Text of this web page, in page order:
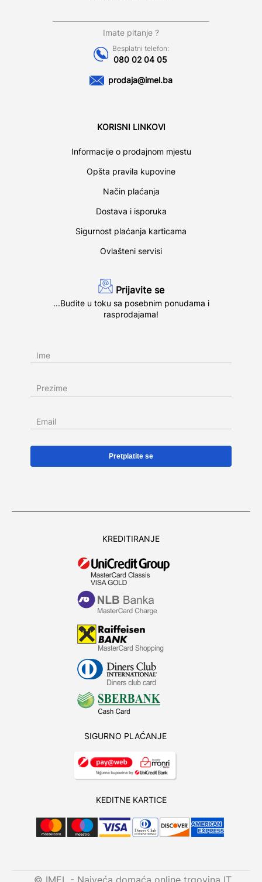
Imate pitanje ?
Besplatni telefon:
080 02 04 05
prodaja@imel.ba
KORISNI LINKOVI
Informacije o prodajnom mjestu
Opšta pravila kupovine
Način plaćanja
Dostava i isporuka
Sigurnost plaćanja karticama
Ovlašteni servisi
Prijavite se
...Budite u toku sa posebnim ponudama i
rasprodajama!
Ime
Prezime
Email
KREDITIRANJE
SIGURNO PLAĆANJE
KEDITNE KARTICE